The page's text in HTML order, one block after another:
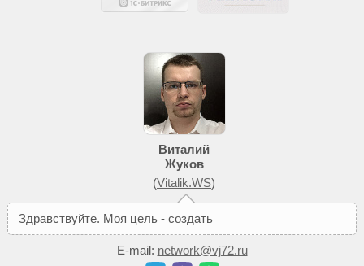
Виталий
Жуков
(Vitalik.WS)
Здравствуйте. Моя цель - создать
E-mail: network@vj72.ru